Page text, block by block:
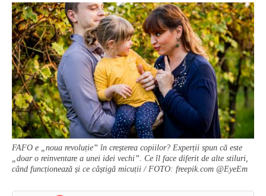
FAFO e „noua revoluție” în creșterea copiilor? Experții spun că este
„doar o reinventare a unei idei vechi”. Ce îl face diferit de alte stiluri,
când funcționează și ce câștigă micuții / FOTO: freepik.com @EyeEm